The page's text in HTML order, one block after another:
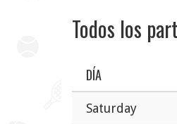
Todos los
DÍA
Saturday